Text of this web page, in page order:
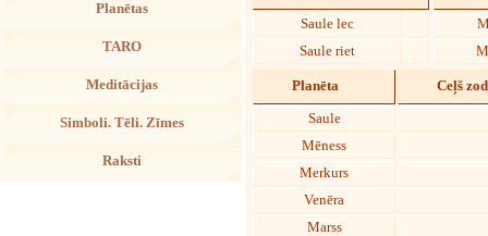
Planētas
TARO
Meditācijas
Simboli. Tēli. Zīmes
Raksti
Saule lec
Saule riet
Planēta Ceļš
Saule
Mēness
Merkurs
Venēra
Marss